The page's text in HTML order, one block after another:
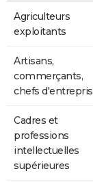
Agriculteurs
exploitants
Artisans,
commerçants,
chefs
Cadres et
professions
intellectuelles
supérieures